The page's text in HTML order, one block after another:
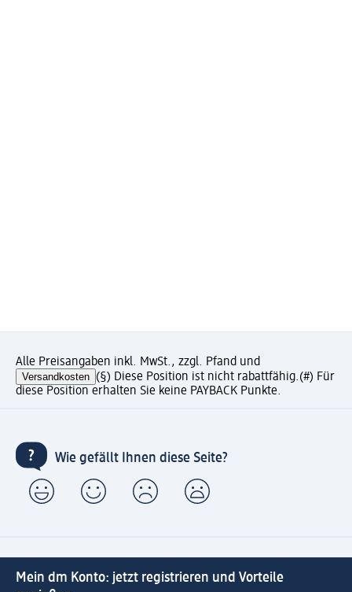
Alle Preisangaben inkl. MwSt., zzgl. Pfand und
Versandkosten (§) Diese Position ist nicht rabattfähig.(#) Für
diese Position erhalten Sie keine PAYBACK Punkte.
Wie gefällt Ihnen diese Seite?
Mein dm Konto: jetzt registrieren und Vorteile